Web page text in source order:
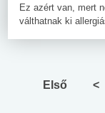
Ez azért van, mert
válthatnak ki
Első <